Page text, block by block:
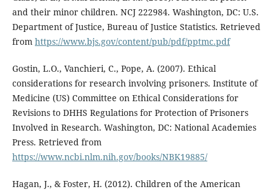
and their minor children. NCJ 222984. Washington, DC: U.S.
Department of Justice, Bureau of Justice Statistics. Retrieved
from https://www.bjs.gov/content/pub/pdf/pptmc.pdf
Gostin, L.O., Vanchieri, C., Pope, A. (2007). Ethical
considerations for research involving prisoners. Institute of
Medicine (US) Committee on Ethical Considerations for
Revisions to DHHS Regulations for Protection of Prisoners
Involved in Research. Washington, DC: National Academies
Press. Retrieved from
https://www.ncbi.nlm.nih.gov/books/NBK19885/
Hagan, J., & Foster, H. (2012). Children of the American